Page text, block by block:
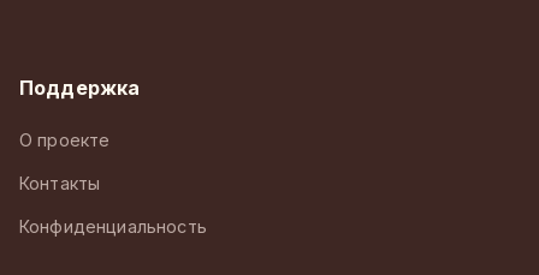
Поддержка
О проекте
Контакты
Конфиденциальность